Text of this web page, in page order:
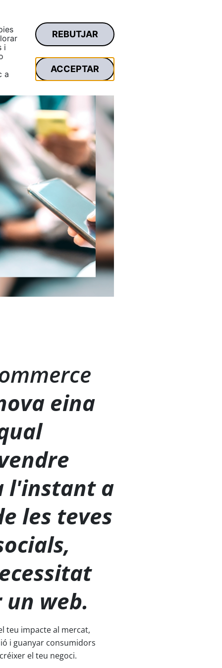
Àrea privada Cercar...
eina
l'instant a
les teves
web.
teu impacte al mercat,
i guanyar consumidors
el teu negoci.
i
a
REBUTJAR
ACCEPTAR